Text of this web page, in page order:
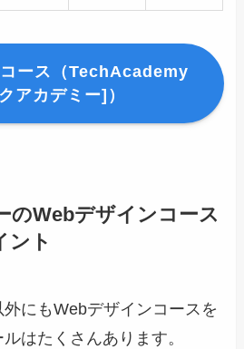
ース（TechAcademy
アカデミー]）
のWebデザインコース
ント
にもWebデザインコースを
はたくさんあります。